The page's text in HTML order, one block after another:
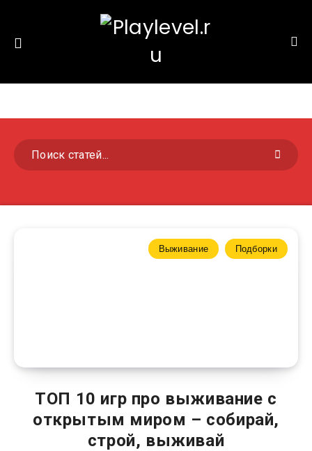
Выживание Подборки
ТОП 10 игр про выживание с
открытым миром – собирай,
строй, выживай